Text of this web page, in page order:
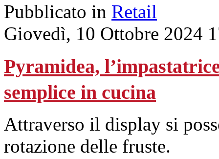
Pubblicato in Retail
Giovedì, 10 Ottobre 2024
Pyramidea,
semplice in cucina
Attraverso il display si
rotazione delle fruste.